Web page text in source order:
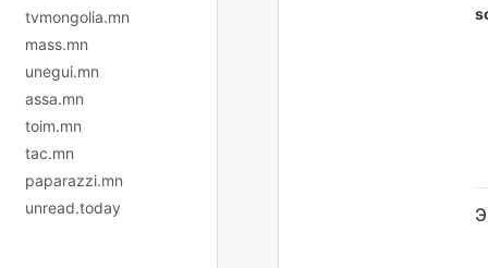
tvmongolia.mn
mass.mn
unegui.mn
assa.mn
toim.mn
tac.mn
paparazzi.mn
unread.today